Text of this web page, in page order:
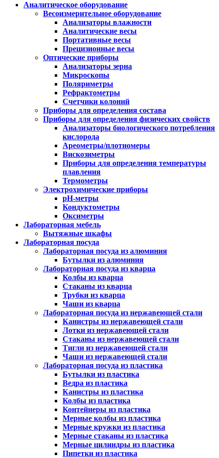
Аналитическое оборудование
Весоизмерительное оборудование
Анализаторы влажности
Аналитические весы
Портативные весы
Прецизионные весы
Оптические приборы
Анализаторы зерна
Микроскопы
Поляриметры
Рефрактометры
Счетчики колоний
Приборы для определения состава
Приборы для определения физических свойств
Анализаторы биологического потребления
кислорода
Ареометры/плотномеры
Вискозиметры
Приборы для определения температуры
плавления
Термометры
Электрохимические приборы
pH-метры
Кондуктометры
Оксиметры
Лабораторная мебель
Вытяжные шкафы
Лабораторная посуда
Лабораторная посуда из алюминия
Бутылки из алюминия
Лабораторная посуда из кварца
Колбы из кварца
Стаканы из кварца
Трубки из кварца
Чаши из кварца
Лабораторная посуда из нержавеющей стали
Канистры из нержавеющей стали
Лотки из нержавеющей стали
Стаканы из нержавеющей стали
Тигли из нержавеющей стали
Чаши из нержавеющей стали
Лабораторная посуда из пластика
Бутылки из пластика
Ведра из пластика
Канистры из пластика
Колбы из пластика
Контейнеры из пластика
Мерные колбы из пластика
Мерные кружки из пластика
Мерные стаканы из пластика
Мерные цилиндры из пластика
Пипетки из пластика